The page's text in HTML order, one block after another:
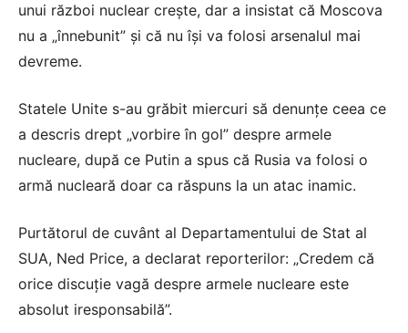
unui război nuclear crește, dar a insistat că Moscova
nu a „înnebunit” și că nu își va folosi arsenalul mai
devreme.
Statele Unite s-au grăbit miercuri să denunţe ceea ce
a descris drept „vorbire în gol” despre armele
nucleare, după ce Putin a spus că Rusia va folosi o
armă nucleară doar ca răspuns la un atac inamic.
Purtătorul de cuvânt al Departamentului de Stat al
SUA, Ned Price, a declarat reporterilor: „Credem că
orice discuție vagă despre armele nucleare este
absolut iresponsabilă”.